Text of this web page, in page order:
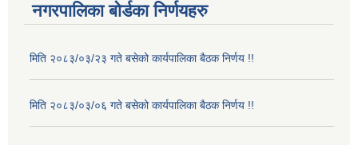
नगरपालिका बोर्डका निर्णयहरु
मिति २०८३/०३/२३ गते बसेको कार्यपालिका बैठक निर्णय !!
मिति २०८३/०३/०६ गते बसेको कार्यपालिका बैठक निर्णय !!